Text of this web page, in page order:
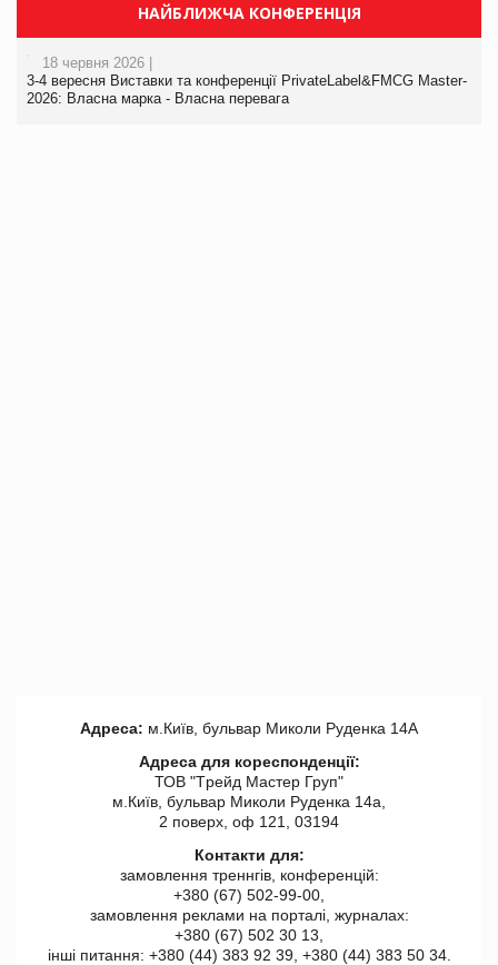
НАЙБЛИЖЧА КОНФЕРЕНЦІЯ
18 червня 2026 |
3-4 вересня Виставки та конференції PrivateLabel&FMCG Master-
2026: Власна марка - Власна перевага
Адреса: м.Київ, бульвар Миколи Руденка 14А
Адреса для кореспонденції:
ТОВ "Tрейд Мастер Груп"
м.Київ, бульвар Миколи Руденка 14а,
2 поверх, оф 121, 03194
Контакти для:
замовлення треннгів, конференцій:
+380 (67) 502-99-00,
замовлення реклами на порталі, журналах:
+380 (67) 502 30 13,
інші питання: +380 (44) 383 92 39, +380 (44) 383 50 34.